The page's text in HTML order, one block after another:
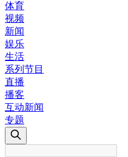
体育
视频
新闻
娱乐
生活
系列节目
直播
播客
互动新闻
专题